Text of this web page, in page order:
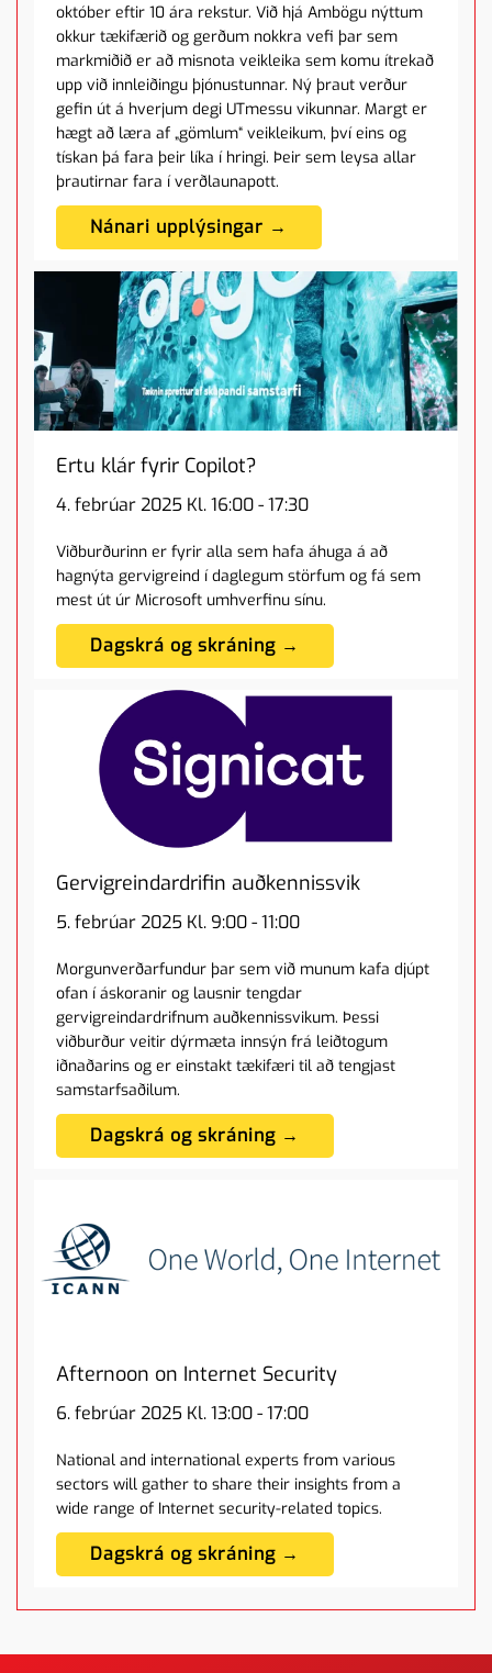
október eftir 10 ára rekstur. Við hjá Ambögu nýttum
okkur tækifærið og gerðum nokkra vefi þar sem
markmiðið er að misnota veikleika sem komu ítrekað
upp við innleiðingu þjónustunnar. Ný þraut verður
gefin út á hverjum degi UTmessu vikunnar. Margt er
hægt að læra af „gömlum“ veikleikum, því eins og
tískan þá fara þeir líka í hringi. Þeir sem leysa allar
þrautirnar fara í verðlaunapott.
Nánari upplýsingar →
Ertu klár fyrir Copilot?
4. febrúar 2025 Kl. 16:00 - 17:30
Viðburðurinn er fyrir alla sem hafa áhuga á að
hagnýta gervigreind í daglegum störfum og fá sem
mest út úr Microsoft umhverfinu sínu.
Dagskrá og skráning →
Gervigreindardrifin auðkennissvik
5. febrúar 2025 Kl. 9:00 - 11:00
Morgunverðarfundur þar sem við munum kafa djúpt
ofan í áskoranir og lausnir tengdar
gervigreindardrifnum auðkennissvikum. Þessi
viðburður veitir dýrmæta innsýn frá leiðtogum
iðnaðarins og er einstakt tækifæri til að tengjast
samstarfsaðilum.
Dagskrá og skráning →
Afternoon on Internet Security
6. febrúar 2025 Kl. 13:00 - 17:00
National and international experts from various
sectors will gather to share their insights from a
wide range of Internet security-related topics.
Dagskrá og skráning →